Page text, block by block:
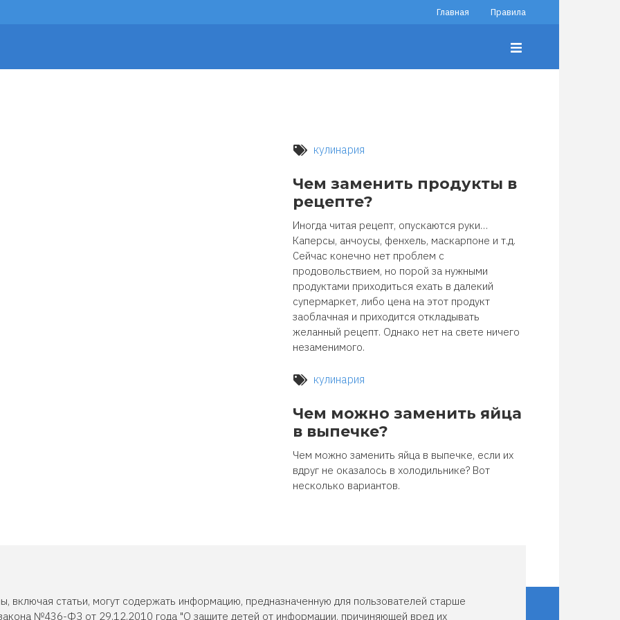
Главная Правила
кулинария
Чем заменить продукты в
рецепте?
Иногда читая рецепт, опускаются руки…
Каперсы, анчоусы, фенхель, маскарпоне и т.д.
Сейчас конечно нет проблем с
продовольствием, но порой за нужными
продуктами приходиться ехать в далекий
супермаркет, либо цена на этот продукт
заоблачная и приходится откладывать
желанный рецепт. Однако нет на свете ничего
незаменимого.
кулинария
Чем можно заменить яйца
в выпечке?
Чем можно заменить яйца в выпечке, если их
вдруг не оказалось в холодильнике? Вот
несколько вариантов.
включая статьи, могут содержать информацию, предназначенную для пользователей старше
№436-ФЗ от 29.12.2010 года "О защите детей от информации, причиняющей вред их